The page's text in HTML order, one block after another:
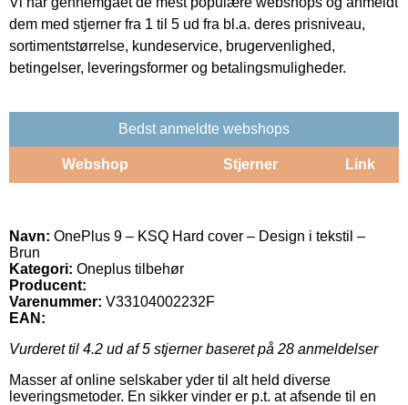
dem med stjerner fra 1 til 5 ud fra bl.a. deres prisniveau,
sortimentstørrelse, kundeservice, brugervenlighed,
betingelser, leveringsformer og betalingsmuligheder.
Bedst anmeldte webshops
Webshop Stjerner Link
Navn: OnePlus 9 – KSQ Hard cover – Design i tekstil –
Brun
Kategori: Oneplus tilbehør
Producent:
Varenummer: V33104002232F
EAN:
Vurderet til 4.2 ud af 5 stjerner baseret på 28 anmeldelser
Masser af online selskaber yder til alt held diverse
leveringsmetoder. En sikker vinder er p.t. at afsende til en